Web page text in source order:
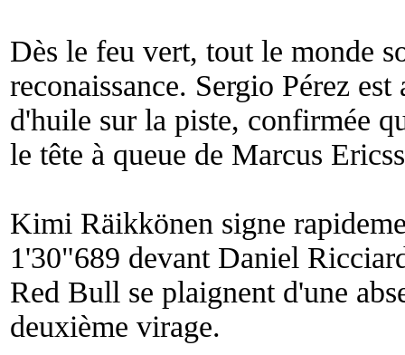
Dès le feu vert, tout le monde
reconaissance. Sergio Pérez
d'huile sur la piste, confirmée
le tête à queue de Marcus
Kimi Räikkönen signe
1'30"689 devant Daniel
Red Bull se plaignent d'une
deuxième virage.